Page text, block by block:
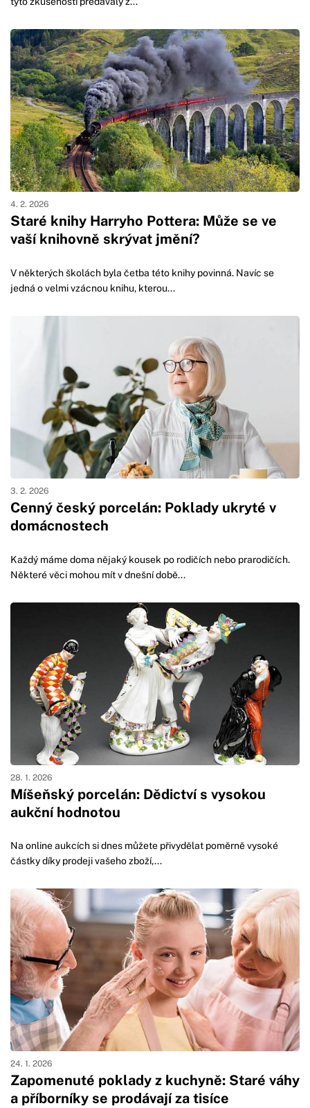
Staré knihy Harryho Pottera: Může se ve
vaší knihovně skrývat jmění?
4. 2. 2026
V některých školách byla četba této knihy povinná. Navíc se
jedná o velmi vzácnou knihu, kterou...
Cenný český porcelán: Poklady ukryté v
domácnostech
3. 2. 2026
Každý máme doma nějaký kousek po rodičích nebo prarodičích.
Některé věci mohou mít v dnešní době...
Míšeňský porcelán: Dědictví s vysokou
aukční hodnotou
28. 1. 2026
Na online aukcích si dnes můžete přivydělat poměrně vysoké
částky díky prodeji vašeho zboží,...
Zapomenuté poklady z kuchyně: Staré váhy
a příborníky se prodávají za tisíce
24. 1. 2026